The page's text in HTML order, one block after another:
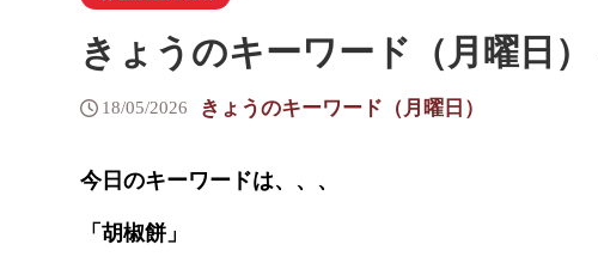
きょうのキーワード（月曜日）
18/05/2026 きょうのキーワード（月曜日）
今日のキーワードは、、、
「胡椒餅」